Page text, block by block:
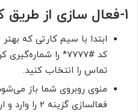
1- فعال سازی از طریق
ابتدا با سیم کارتی که
کد #7777* را
تماس را انتخاب کنید.
منوی روبروی شما باز
فعالسازی گزینه 2 را وارد و ارسال نمایید.